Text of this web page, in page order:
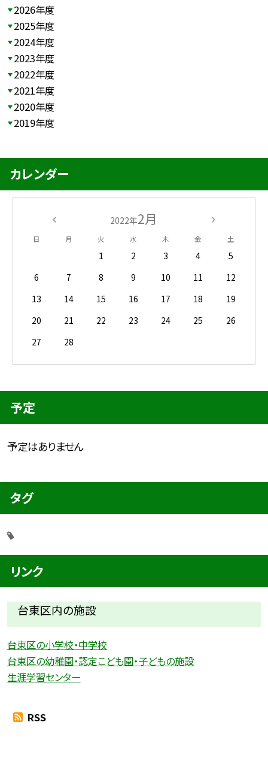
2026年度
2025年度
2024年度
2023年度
2022年度
2021年度
2020年度
2019年度
カレンダー
2022年2月
日 月 火 水 木 金 土
1 2 3 4
5
6
7 8 9 10 11
12
13
14 15 16 17 18
19
20
21 22 23 24 25
26
27
28
予定
予定はありません
タグ
リンク
台東区内の施設
台東区の小学校・中学校
台東区の幼稚園・認定こども園・子どもの施設
生涯学習センター
RSS